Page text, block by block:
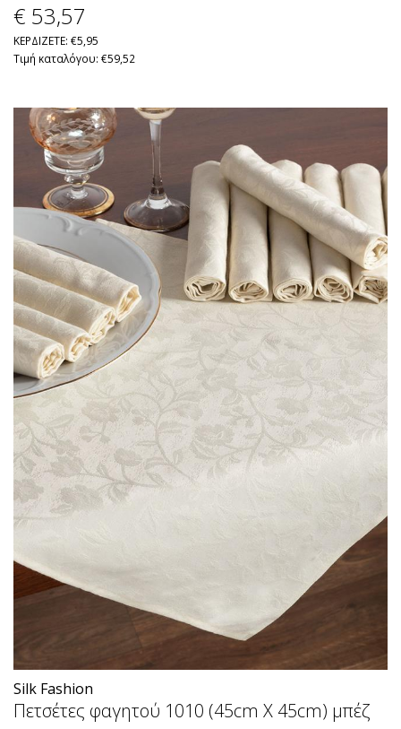
€ 53,57
ΚΕΡΔΙΖΕΤΕ: €5,95
Τιμή καταλόγου: €59,52
Silk Fashion
Πετσέτες φαγητού 1010 (45cm X 45cm) μπέζ